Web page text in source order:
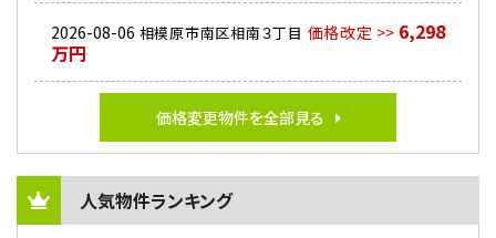
2026-08-06 相模原市南区相南３丁目 価格改定 >> 6,298
万円
価格変更物件を全部見る
人気物件ランキング